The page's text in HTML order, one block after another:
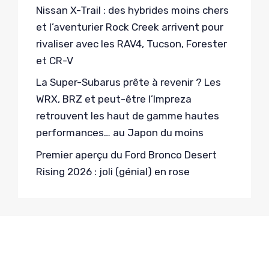
Nissan X-Trail : des hybrides moins chers
et l’aventurier Rock Creek arrivent pour
rivaliser avec les RAV4, Tucson, Forester
et CR-V
La Super-Subarus prête à revenir ? Les
WRX, BRZ et peut-être l’Impreza
retrouvent les haut de gamme hautes
performances… au Japon du moins
Premier aperçu du Ford Bronco Desert
Rising 2026 : joli (génial) en rose